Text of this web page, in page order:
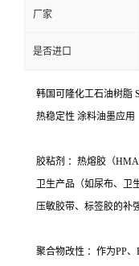
厂家
是否进口
韩国可隆化工石油树脂
热稳定性 涂料油墨应用
胶粘剂 ：热熔胶（
卫生产品（如尿布、卫
压敏胶带、标签胶的补
聚合物改性 ：作为PP